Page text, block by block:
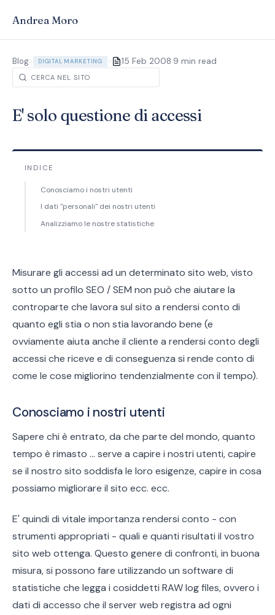
Andrea Moro
Blog> DIGITAL MARKETING > 15 Feb 2008·9 min read
E' solo questione di accessi
Misurare gli accessi ad un determinato sito web, visto
sotto un profilo SEO / SEM non può che aiutare la
controparte che lavora sul sito a rendersi conto di
quanto egli stia o non stia lavorando bene (e
ovviamente aiuta anche il cliente a rendersi conto degli
accessi che riceve e di conseguenza si rende conto di
come le cose migliorino tendenzialmente con il tempo).
Conosciamo i nostri utenti
Sapere chi è entrato, da che parte del mondo, quanto
tempo è rimasto ... serve a capire i nostri utenti, capire
se il nostro sito soddisfa le loro esigenze, capire in cosa
possiamo migliorare il sito ecc. ecc.
E' quindi di vitale importanza rendersi conto - con
strumenti appropriati - quali e quanti risultati il vostro
sito web ottenga. Questo genere di confronti, in buona
misura, si possono fare utilizzando un software di
statistiche che legga i cosiddetti RAW log files, ovvero i
dati di accesso che il server web registra ad ogni
INDICE
Conosciamo i nostri utenti
I dati "personali" dei nostri utenti
Analizziamo le nostre statistiche